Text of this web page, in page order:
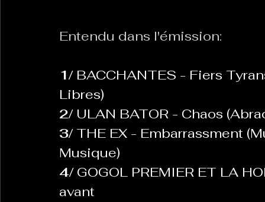
La Revanche des Cagoles Le Chabot
Les Transversales
Sabarat Astro Tout Feu Tout Femmes
Entendu dans l'émission:
1/ BACCHANTES - Fiers
Libres)
2/ ULAN BATOR - Chaos
3/ THE EX - Embarrassment
Musique)
4/ GOGOL PREMIER ET LA
avant